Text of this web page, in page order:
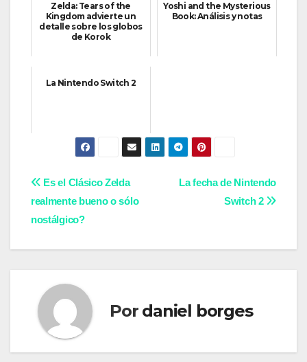
Zelda: Tears of the
Kingdom advierte un
detalle sobre los globos
de Korok
Yoshi and the Mysterious
Book: Análisis y notas
La Nintendo Switch 2
Navegación
de
entradas
La fecha de Nintendo
Switch 2
Es el Clásico Zelda
realmente bueno o sólo
nostálgico?
Por daniel borges